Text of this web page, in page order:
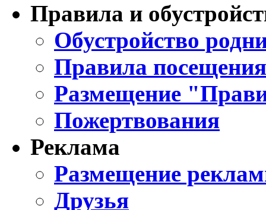
Правила и
Обустройство
Правила
Размещение
Пожертвования
Реклама
Размещение
Друзья